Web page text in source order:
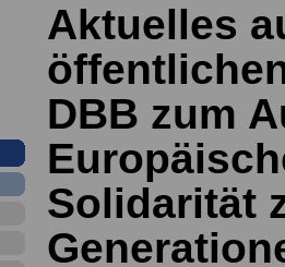
Aktuelles
DBB zum
Solidarität